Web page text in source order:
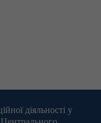
діяльності у